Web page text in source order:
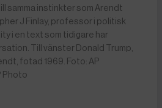
samma instinkter som Arendt
J Finlay, professor i politisk
i en text som tidigare har
Till vänster Donald Trump,
fotad 1969. Foto: AP
Photo